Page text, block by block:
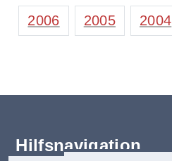
2006 2005 2004
Hilfsnavigation